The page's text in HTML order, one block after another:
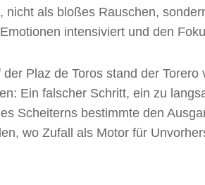
nicht als bloßes Rauschen,
intensiviert und den
Plaz de Toros stand der Torero
Ein falscher Schritt, ein zu
Scheiterns bestimmte den
wo Zufall als Motor für